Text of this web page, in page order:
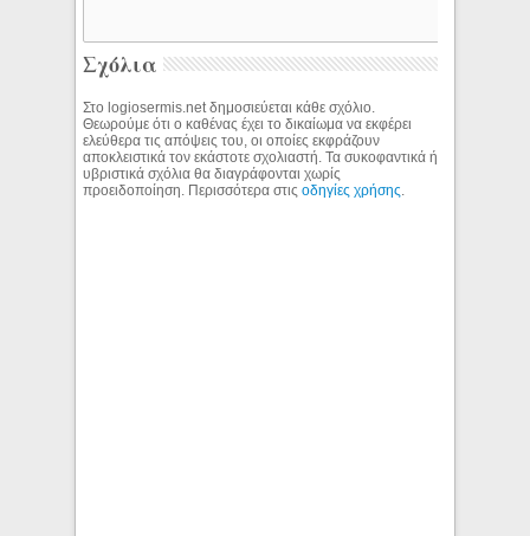
Σχόλια
Στο logiosermis.net δημοσιεύεται κάθε σχόλιο.
Θεωρούμε ότι ο καθένας έχει το δικαίωμα να εκφέρει
ελεύθερα τις απόψεις του, οι οποίες εκφράζουν
αποκλειστικά τον εκάστοτε σχολιαστή. Τα συκοφαντικά ή
υβριστικά σχόλια θα διαγράφονται χωρίς
προειδοποίηση. Περισσότερα στιςοδηγίες χρήσης